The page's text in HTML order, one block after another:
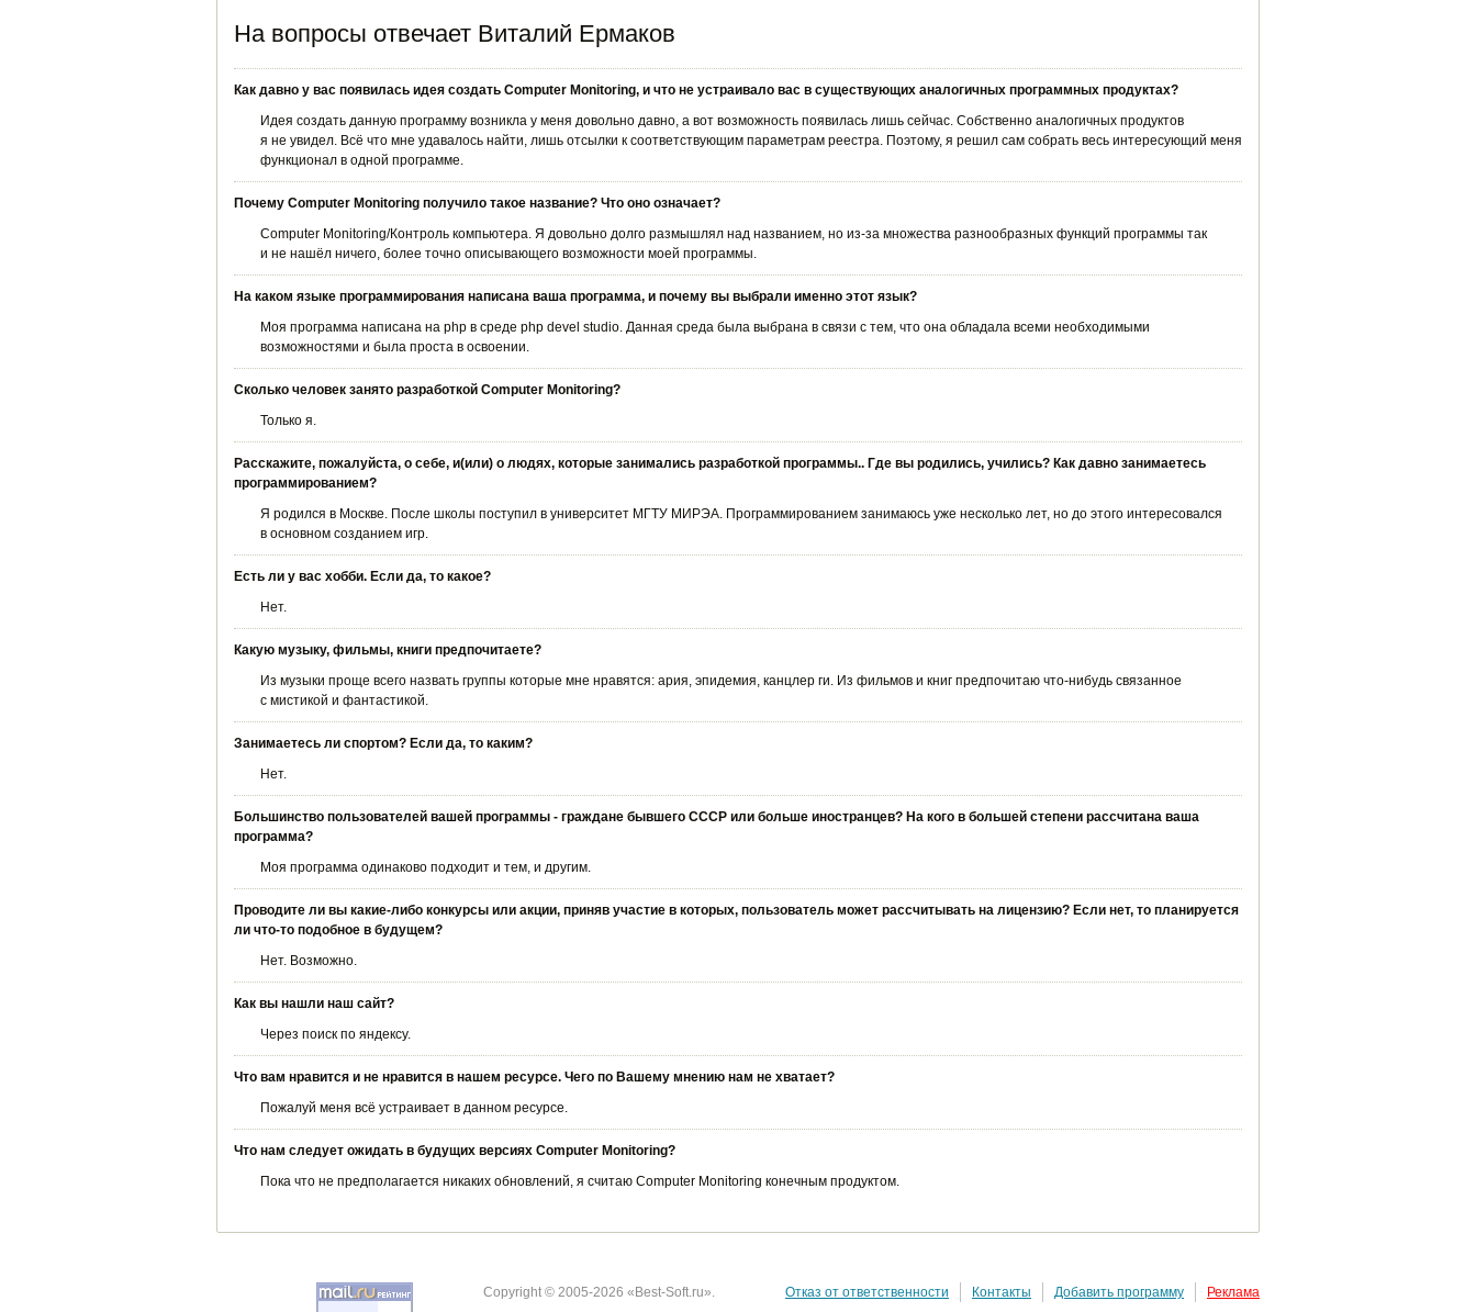
На вопросы отвечает Виталий Ермаков
Как давно у вас появилась идея создать Computer Monitoring, и что не устраивало вас в существующих аналогичных программных продуктах?
Идея создать данную программу возникла у меня довольно давно, а вот возможность появилась лишь сейчас. Собственно аналогичных продуктов
я не увидел. Всё что мне удавалось найти, лишь отсылки к соответствующим параметрам реестра. Поэтому, я решил сам собрать весь интересующий меня
функционал в одной программе.
Почему Computer Monitoring получило такое название? Что оно означает?
Computer Monitoring/Контроль компьютера. Я довольно долго размышлял над названием, но из-за множества разнообразных функций программы так
и не нашёл ничего, более точно описывающего возможности моей программы.
На каком языке программирования написана ваша программа, и почему вы выбрали именно этот язык?
Моя программа написана на php в среде php devel studio. Данная среда была выбрана в связи с тем, что она обладала всеми необходимыми
возможностями и была проста в освоении.
Сколько человек занято разработкой Computer Monitoring?
Только я.
Расскажите, пожалуйста, о себе, и(или) о людях, которые занимались разработкой программы.. Где вы родились, учились? Как давно занимаетесь
программированием?
Я родился в Москве. После школы поступил в университет МГТУ МИРЭА. Программированием занимаюсь уже несколько лет, но до этого интересовался
в основном созданием игр.
Есть ли у вас хобби. Если да, то какое?
Нет.
Какую музыку, фильмы, книги предпочитаете?
Из музыки проще всего назвать группы которые мне нравятся: ария, эпидемия, канцлер ги. Из фильмов и книг предпочитаю что-нибудь связанное
с мистикой и фантастикой.
Занимаетесь ли спортом? Если да, то каким?
Нет.
Большинство пользователей вашей программы - граждане бывшего СССР или больше иностранцев? На кого в большей степени рассчитана ваша
программа?
Моя программа одинаково подходит и тем, и другим.
Проводите ли вы какие-либо конкурсы или акции, приняв участие в которых, пользователь может рассчитывать на лицензию? Если нет, то планируется
ли что-то подобное в будущем?
Нет. Возможно.
Как вы нашли наш сайт?
Через поиск по яндексу.
Что вам нравится и не нравится в нашем ресурсе. Чего по Вашему мнению нам не хватает?
Пожалуй меня всё устраивает в данном ресурсе.
Что нам следует ожидать в будущих версиях Computer Monitoring?
Пока что не предполагается никаких обновлений, я считаю Computer Monitoring конечным продуктом.
Copyright © 2005-2026 «Best-Soft.ru». Отказ от ответственности Контакты Добавить программу Реклама